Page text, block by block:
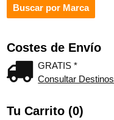
Costes de Envío
GRATIS *
Consultar Destinos
Tu Carrito (0)